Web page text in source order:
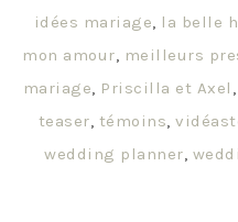
idées mariage, la belle
mon amour, meilleurs
mariage, Priscilla et Axel ,
teaser, témoins,
wedding planner,